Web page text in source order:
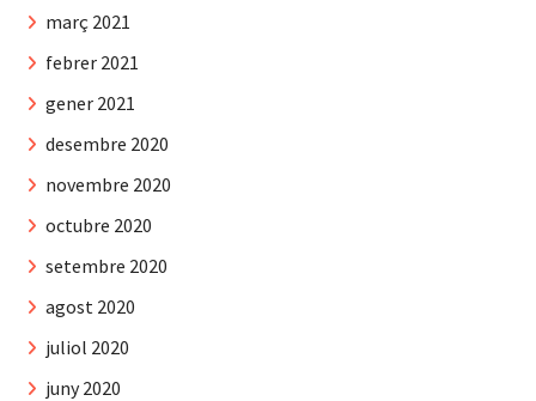
març 2021
febrer 2021
gener 2021
desembre 2020
novembre 2020
octubre 2020
setembre 2020
agost 2020
juliol 2020
juny 2020